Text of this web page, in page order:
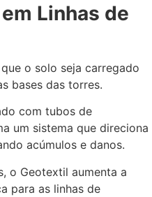
Linhas de
o solo seja carregado
bases das torres.
com tubos de
um sistema que direciona
acúmulos e danos.
o Geotextil aumenta a
para as linhas de